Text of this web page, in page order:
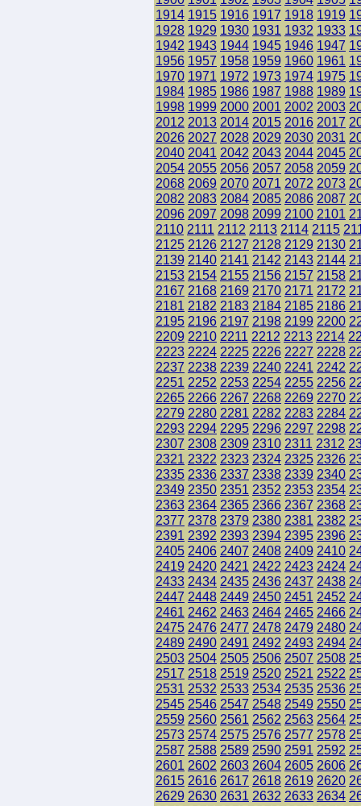
1914 1915 1916 1917 1918 1919
1928 1929 1930 1931 1932 1933
1942 1943 1944 1945 1946 1947
1956 1957 1958 1959 1960 1961
1970 1971 1972 1973 1974 1975
1984 1985 1986 1987 1988 1989
1998 1999 2000 2001 2002 2003
2012 2013 2014 2015 2016 2017
2026 2027 2028 2029 2030 2031
2040 2041 2042 2043 2044 2045
2054 2055 2056 2057 2058 2059
2068 2069 2070 2071 2072 2073
2082 2083 2084 2085 2086 2087
2096 2097 2098 2099 2100 2101
2110 2111 2112 2113 2114 2115
2125 2126 2127 2128 2129 2130
2139 2140 2141 2142 2143 2144
2153 2154 2155 2156 2157 2158
2167 2168 2169 2170 2171 2172
2181 2182 2183 2184 2185 2186
2195 2196 2197 2198 2199 2200
2209 2210 2211 2212 2213 2214
2223 2224 2225 2226 2227 2228
2237 2238 2239 2240 2241 2242
2251 2252 2253 2254 2255 2256
2265 2266 2267 2268 2269 2270
2279 2280 2281 2282 2283 2284
2293 2294 2295 2296 2297 2298
2307 2308 2309 2310 2311 2312
2321 2322 2323 2324 2325 2326
2335 2336 2337 2338 2339 2340
2349 2350 2351 2352 2353 2354
2363 2364 2365 2366 2367 2368
2377 2378 2379 2380 2381 2382
2391 2392 2393 2394 2395 2396
2405 2406 2407 2408 2409 2410
2419 2420 2421 2422 2423 2424
2433 2434 2435 2436 2437 2438
2447 2448 2449 2450 2451 2452
2461 2462 2463 2464 2465 2466
2475 2476 2477 2478 2479 2480
2489 2490 2491 2492 2493 2494
2503 2504 2505 2506 2507 2508
2517 2518 2519 2520 2521 2522
2531 2532 2533 2534 2535 2536
2545 2546 2547 2548 2549 2550
2559 2560 2561 2562 2563 2564
2573 2574 2575 2576 2577 2578
2587 2588 2589 2590 2591 2592
2601 2602 2603 2604 2605 2606
2615 2616 2617 2618 2619 2620
2629 2630 2631 2632 2633 2634